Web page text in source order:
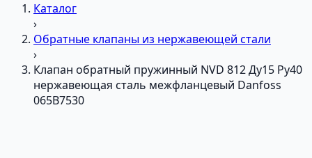
Каталог
›
Обратные клапаны из нержавеющей стали
›
Клапан обратный пружинный NVD 812 Ду15 Ру40
нержавеющая сталь межфланцевый Danfoss
065B7530